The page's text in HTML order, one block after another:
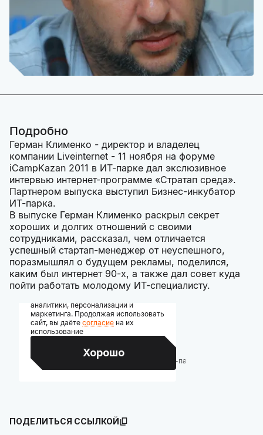
Подробно
Герман Клименко - директор и владелец
компании Liveinternet - 11 ноября на форуме
iCampKazan 2011 в ИТ-парке дал экслюзивное
интервью интернет-программе «Стратап среда».
Партнером выпуска выступил Бизнес-инкубатор
ИТ-парка.
В выпуске Герман Клименко раскрыл секрет
хороших и долгих отношений с своими
сотрудниками, рассказал, чем отличается
успешный стартап-менеджер от неуспешного,
поразмышлял о будущем рекламы, поделился,
каким был интернет 90-х, а также дал совет куда
пойти работать молодому ИТ-специалисту.
ПОДЕЛИТЬСЯ ССЫЛКОЙ